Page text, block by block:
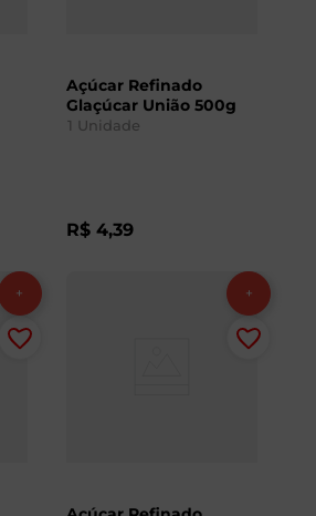
Açúcar Refinado
Glaçúcar União 500g
1 Unidade
R$ 4,39